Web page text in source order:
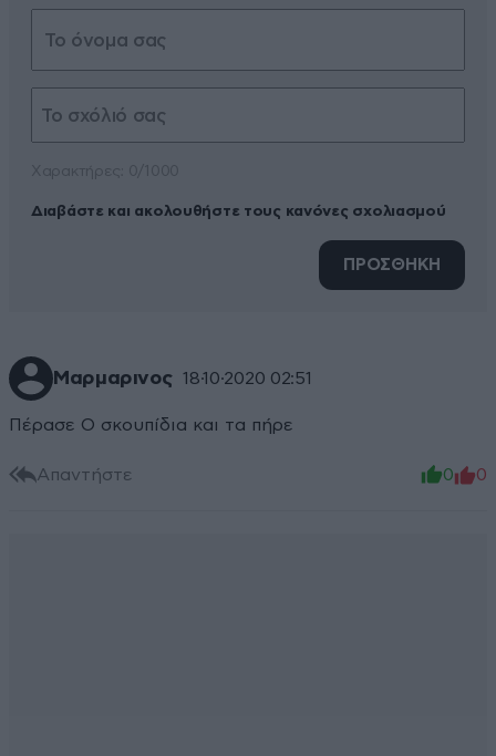
Διαβάστε και ακολουθήστε τους κανόνες σχολιασμού
ΠΡΟΣΘΗΚΗ
Μαρμαρινος 18·10·2020 02:51
Πέρασε Ο σκουπίδια και τα πήρε
Απαντήστε 0 0